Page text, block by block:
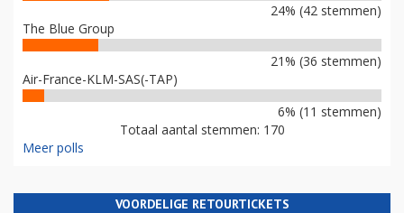
24% (42 stemmen)
The Blue Group
21% (36 stemmen)
Air-France-KLM-SAS(-TAP)
6% (11 stemmen)
Totaal aantal stemmen: 170
Meer polls
VOORDELIGE RETOURTICKETS